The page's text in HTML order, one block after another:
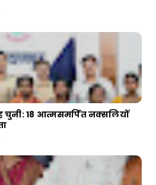
चुनी: 18 आत्मसमर्पित नक्सलियों